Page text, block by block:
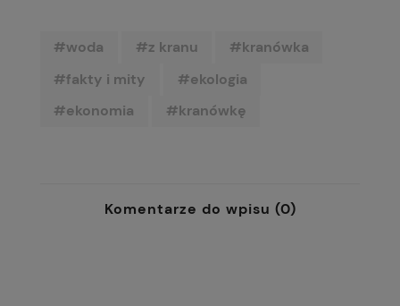
#woda #z kranu
#kranówka
#fakty i mity
#ekologia
#ekonomia
#kranówkę
Komentarze do wpisu (0)